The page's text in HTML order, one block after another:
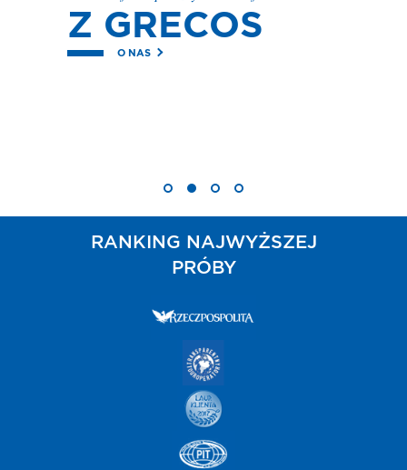
Z GRECOS
O NAS
RANKING NAJWYŻSZEJ
PRÓBY